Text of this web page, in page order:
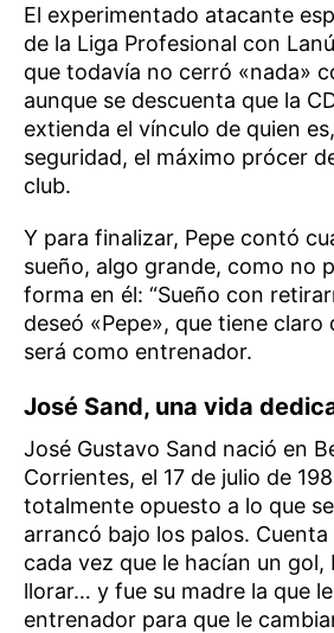
El experimentado atacante
de la Liga Profesional con
que todavía no cerró «nada»
aunque se descuenta que la
extienda el vínculo de quien
seguridad, el máximo prócer
club.
Y para finalizar, Pepe contó
sueño, algo grande, como no
forma en él: “Sueño con
deseó «Pepe», que tiene claro
será como entrenador.
José Sand, una vida
José Gustavo Sand nació en
Corrientes, el 17 de julio de
totalmente opuesto a lo que
arrancó bajo los palos. Cuenta
cada vez que le hacían un gol,
llorar… y fue su madre la que
entrenador para que le